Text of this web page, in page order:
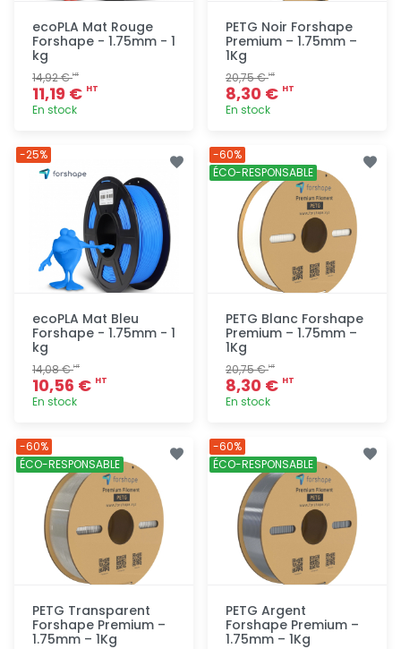
ecoPLA Mat Rouge
Forshape - 1.75mm - 1
kg
14,92 €HT
11,19 € HT
En stock
PETG Noir Forshape
Premium – 1.75mm –
1Kg
20,75 €HT
8,30 € HT
En stock
rapide
ecoPLA Mat Bleu
Forshape - 1.75mm - 1
kg
14,08 €HT
10,56 € HT
En stock
rapide
-25%
PETG Blanc Forshape
Premium – 1.75mm –
1Kg
20,75 €HT
8,30 € HT
En stock
rapide
-60%
ÉCO-RESPONSABLE
PETG Transparent
Forshape Premium –
1.75mm – 1Kg
-60%
ÉCO-RESPONSABLE
PETG Argent
Forshape Premium –
1.75mm – 1Kg
-60%
ÉCO-RESPONSABLE